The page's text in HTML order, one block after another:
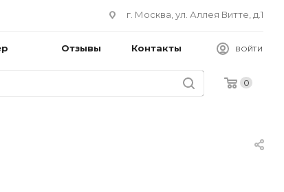
г. Москва, ул. Аллея Витте, д.1
Отзывы Контакты ВОЙТИ
0